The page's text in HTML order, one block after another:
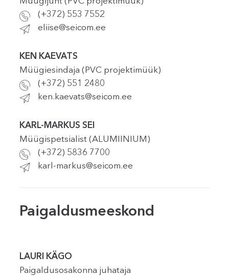
(+372) 553 7552
eliise@seicom.ee
KEN KAEVATS
Müügiesindaja (PVC projektimüük)
(+372) 551 2480
ken.kaevats@seicom.ee
KARL-MARKUS SEI
Müügispetsialist (ALUMIINIUM)
(+372) 5836 7700
karl-markus@seicom.ee
Paigaldusmeeskond
LAURI KÄGO
Paigaldusosakonna juhataja